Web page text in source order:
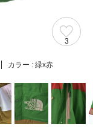
3
カラー : 緑x赤